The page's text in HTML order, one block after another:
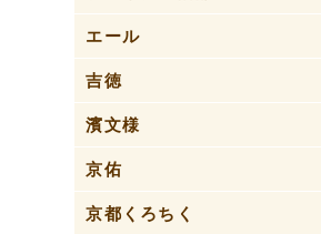
エール
吉徳
濱文様
京佑
京都くろちく